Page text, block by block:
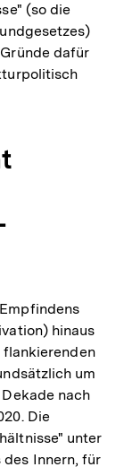
(so die
dafür
hinaus
flankierenden
um
nach
Die
unter
Innern, für